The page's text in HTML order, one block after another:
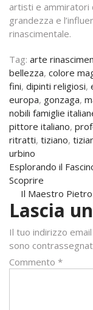
artisti e ammiratori
grandezza e
rinascimentale.
Tag: arte
bellezza, colore
fini, dipinti religiosi,
europa, gonzaga,
nobili famiglie
pittore italiano,
ritratti, tiziano,
urbino
articoli
Esplorando il
Scoprire
Il Maestro Pietro
Lascia
Il tuo indirizzo
sono
Commento *